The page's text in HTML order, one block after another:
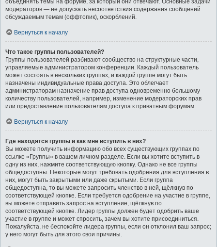
объединять темы на форуме, за который они отвечают. Основные задачи
модераторов — не допускать несоответствия содержания сообщений
обсуждаемым темам (оффтопик), оскорблений.
Вернуться к началу
Что такое группы пользователей?
Группы пользователей разбивают сообщество на структурные части,
управляемые администратором конференции. Каждый пользователь
может состоять в нескольких группах, и каждой группе могут быть
назначены индивидуальные права доступа. Это облегчает
администраторам назначение прав доступа одновременно большому
количеству пользователей, например, изменение модераторских прав
или предоставление пользователям доступа к приватным форумам.
Вернуться к началу
Где находятся группы и как мне вступить в них?
Вы можете получить информацию обо всех существующих группах по
ссылке «Группы» в вашем личном разделе. Если вы хотите вступить в
одну из них, нажмите соответствующую кнопку. Однако не все группы
общедоступны. Некоторые могут требовать одобрения для вступления в
них, могут быть закрытыми или даже скрытыми. Если группа
общедоступна, то вы можете запросить членство в ней, щёлкнув по
соответствующей кнопке. Если требуется одобрение на участие в группе,
вы можете отправить запрос на вступление, щёлкнув по
соответствующей кнопке. Лидер группы должен будет одобрить ваше
участие в группе и может спросить, зачем вы хотите присоединиться.
Пожалуйста, не беспокойте лидера группы, если он отклонил ваш запрос;
у него могут быть для этого свои причины.